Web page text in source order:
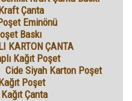
Çanta
Eminönü
Baskı
KARTON ÇANTA
Kağıt Poşet
Cide Siyah Karton Poşet
Poşet
Çanta